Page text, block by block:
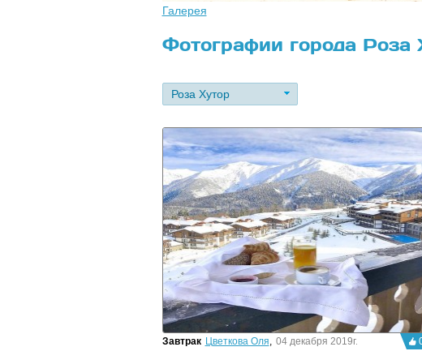
Галерея
Фотографии города Роза
Роза Хутор
Завтрак Цветкова Оля, 04 декабря 2019г.